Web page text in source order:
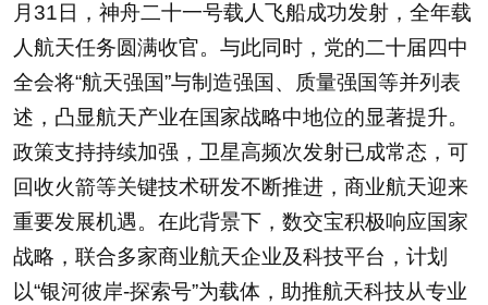
月31日，神舟二十一号载人飞船成功发射，全年载
人航天任务圆满收官。与此同时，党的二十届四中
全会将“航天强国”与制造强国、质量强国等并列表
述，凸显航天产业在国家战略中地位的显著提升。
政策支持持续加强，卫星高频次发射已成常态，可
回收火箭等关键技术研发不断推进，商业航天迎来
重要发展机遇。在此背景下，数交宝积极响应国家
战略，联合多家商业航天企业及科技平台，计划
以“银河彼岸-探索号”为载体，助推航天科技从专业